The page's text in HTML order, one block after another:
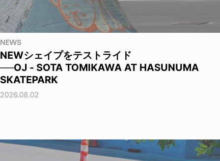
NEWS
NEWシェイプをテストライド
──OJ - SOTA TOMIKAWA AT HASUNUMA
SKATEPARK
2026.08.02